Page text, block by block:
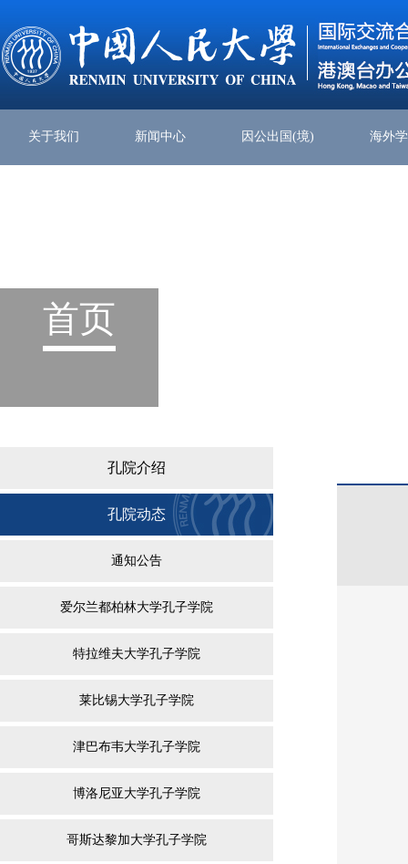
关于我们 新闻中心 因公出国(境) 海外
首页
孔院介绍
孔院动态
通知公告
爱尔兰都柏林大学孔子学院
特拉维夫大学孔子学院
莱比锡大学孔子学院
津巴布韦大学孔子学院
博洛尼亚大学孔子学院
哥斯达黎加大学孔子学院